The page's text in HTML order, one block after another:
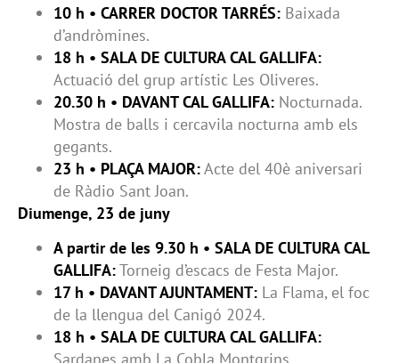
10 h • CARRER DOCTOR TARRÉS: Baixada
d’andròmines.
18 h • SALA DE CULTURA CAL GALLIFA:
Actuació del grup artístic Les Oliveres.
20.30 h • DAVANT CAL GALLIFA: Nocturnada.
Mostra de balls i cercavila nocturna amb els
gegants.
23 h • PLAÇA MAJOR:Acte del 40è aniversari
de Ràdio Sant Joan.
Diumenge, 23 de juny
A partir de les 9.30 h • SALA DE CULTURA CAL
GALLIFA:Torneig d’escacs de Festa Major.
17 h • DAVANT AJUNTAMENT: La Flama, el foc
de la llengua del Canigó 2024.
18 h • SALA DE CULTURA CAL GALLIFA: